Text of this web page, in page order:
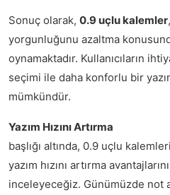
Sonuç olarak, 0.9 uçlu kalemler
yorgunluğunu azaltma
oynamaktadır. Kullanıcıların
seçimi ile daha konforlu bir
mümkündür.
Yazım Hızını Artırma
başlığı altında, 0.9 uçlu
yazım hızını artırma
inceleyeceğiz. Günümüzde not